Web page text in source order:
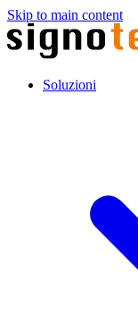
Skip to main content
Soluzioni